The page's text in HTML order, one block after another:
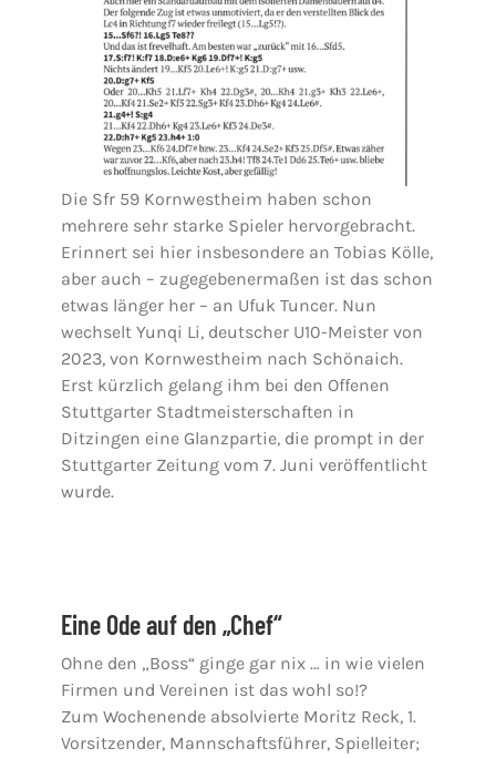
Die Sfr 59 Kornwestheim haben schon
mehrere sehr starke Spieler hervorgebracht.
Erinnert sei hier insbesondere an Tobias Kölle,
aber auch – zugegebenermaßen ist das schon
etwas länger her – an Ufuk Tuncer. Nun
wechselt Yunqi Li, deutscher U10-Meister von
2023, von Kornwestheim nach Schönaich.
Erst kürzlich gelang ihm bei den Offenen
Stuttgarter Stadtmeisterschaften in
Ditzingen eine Glanzpartie, die prompt in der
Stuttgarter Zeitung vom 7. Juni veröffentlicht
wurde.
Eine Ode auf den „Chef“
Ohne den „Boss“ ginge gar nix … in wie vielen
Firmen und Vereinen ist das wohl so!?
Zum Wochenende absolvierte Moritz Reck, 1.
Vorsitzender, Mannschaftsführer, Spielleiter;